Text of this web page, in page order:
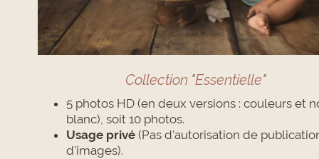
Collection "Essentielle"
5 photos HD (en deux versions : couleurs et
blanc), soit 10 photos.
Usage privé(Pas d'autorisation de
d'images).